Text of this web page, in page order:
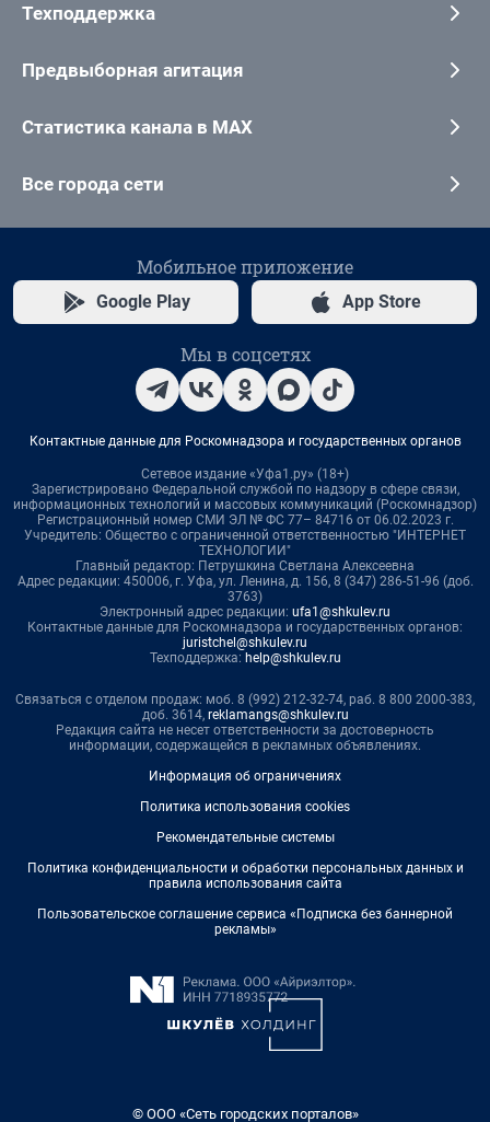
Техподдержка
Предвыборная агитация
Статистика канала в MAX
Все города сети
Мобильное приложение
Google Play App Store
Мы в соцсетях
Контактные данные для Роскомнадзора и государственных органов
Сетевое издание «Уфа1.ру» (18+)
Зарегистрировано Федеральной службой по надзору в сфере связи,
информационных технологий и массовых коммуникаций (Роскомнадзор)
Регистрационный номер СМИ ЭЛ № ФС 77– 84716 от 06.02.2023 г.
Учредитель: Общество с ограниченной ответственностью "ИНТЕРНЕТ
ТЕХНОЛОГИИ"
Главный редактор: Петрушкина Светлана Алексеевна
Адрес редакции: 450006, г. Уфа, ул. Ленина, д. 156, 8 (347) 286-51-96 (доб.
3763)
Электронный адрес редакции: ufa1@shkulev.ru
Контактные данные для Роскомнадзора и государственных органов:
juristchel@shkulev.ru
Техподдержка: help@shkulev.ru
Связаться с отделом продаж: моб. 8 (992) 212-32-74, раб. 8 800 2000-383,
доб. 3614, reklamangs@shkulev.ru
Редакция сайта не несет ответственности за достоверность
информации, содержащейся в рекламных объявлениях.
Информация об ограничениях
Политика использования cookies
Рекомендательные системы
Политика конфиденциальности и обработки персональных данных и
правила использования сайта
Пользовательское соглашение сервиса «Подписка без баннерной
рекламы»
© ООО «Сеть городских порталов»